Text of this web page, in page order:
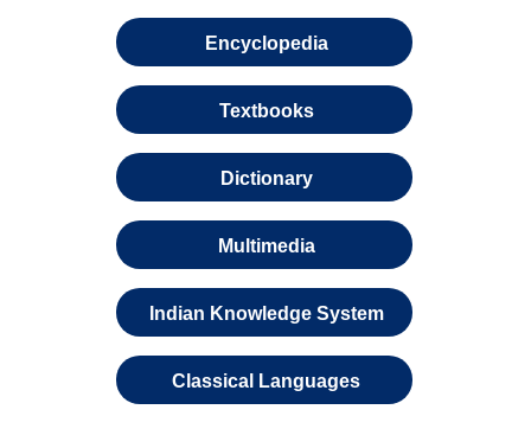
Encyclopedia
Textbooks
Dictionary
Multimedia
Indian Knowledge System
Classical Languages